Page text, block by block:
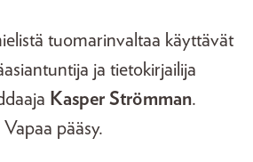
tuomarinvaltaa käyttävät
ja tietokirjailija
Kasper Strömman.
Vapaa pääsy.